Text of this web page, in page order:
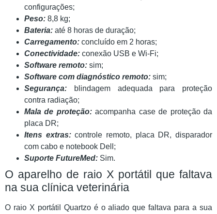
configurações;
Peso: 8,8 kg;
Bateria: até 8 horas de duração;
Carregamento: concluído em 2 horas;
Conectividade: conexão USB e Wi-Fi;
Software remoto: sim;
Software com diagnóstico remoto: sim;
Segurança:
blindagem adequada para proteção
contra radiação;
Mala de proteção:acompanha case de proteção da
placa DR;
Itens extras:controle remoto, placa DR, disparador
com cabo e notebook Dell;
Suporte FutureMed: Sim.
O aparelho de raio X portátil que faltava
na sua clínica veterinária
O raio X portátil Quartzo é o aliado que faltava para a sua